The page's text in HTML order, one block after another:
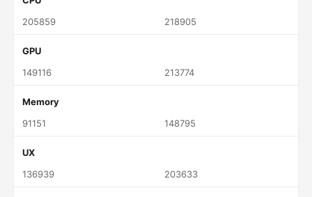
205859
218905
GPU
149116
213774
Memory
91151
148795
UX
136939
203633